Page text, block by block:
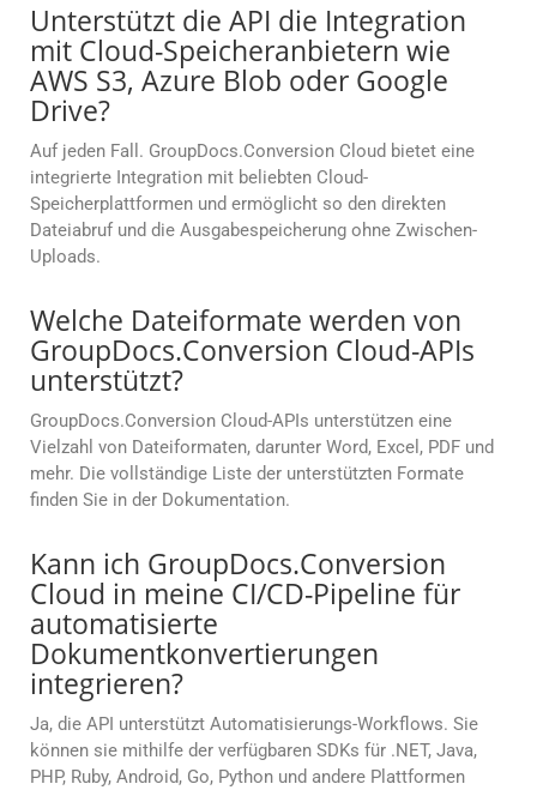
Unterstützt die API die Integration
mit Cloud-Speicheranbietern wie
AWS S3, Azure Blob oder Google
Drive?
Auf jeden Fall. GroupDocs.Conversion Cloud bietet eine
integrierte Integration mit beliebten Cloud-
Speicherplattformen und ermöglicht so den direkten
Dateiabruf und die Ausgabespeicherung ohne Zwischen-
Uploads.
Welche Dateiformate werden von
GroupDocs.Conversion Cloud-APIs
unterstützt?
GroupDocs.Conversion Cloud-APIs unterstützen eine
Vielzahl von Dateiformaten, darunter Word, Excel, PDF und
mehr. Die vollständige Liste der unterstützten Formate
finden Sie in der Dokumentation.
Kann ich GroupDocs.Conversion
Cloud in meine CI/CD-Pipeline für
automatisierte
Dokumentkonvertierungen
integrieren?
Ja, die API unterstützt Automatisierungs-Workflows. Sie
können sie mithilfe der verfügbaren SDKs für .NET, Java,
PHP, Ruby, Android, Go, Python und andere Plattformen